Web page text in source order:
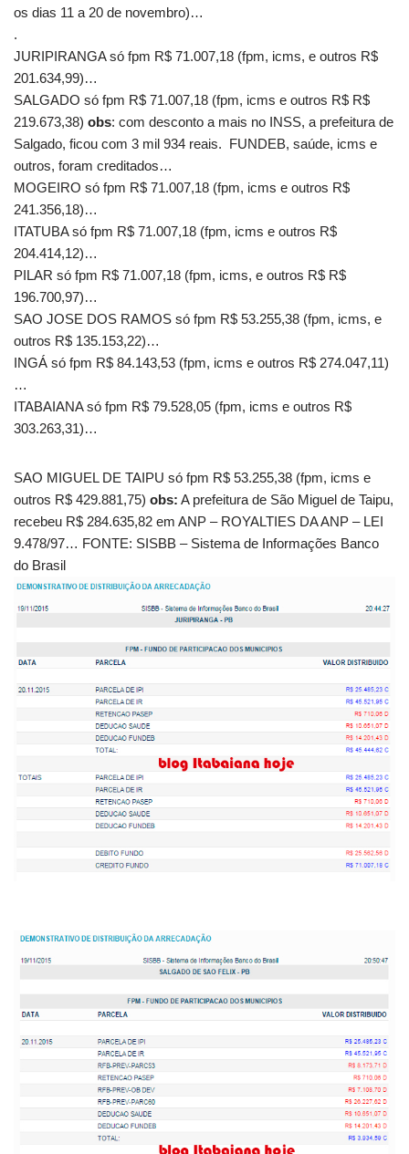
os dias 11 a 20 de novembro)…
.
JURIPIRANGA só fpm R$ 71.007,18 (fpm, icms, e outros R$
201.634,99)…
SALGADO só fpm R$ 71.007,18 (fpm, icms e outros R$ R$
219.673,38) obs: com desconto a mais no INSS, a prefeitura de
Salgado, ficou com 3 mil 934 reais. FUNDEB, saúde, icms e
outros, foram creditados…
MOGEIRO só fpm R$ 71.007,18 (fpm, icms e outros R$
241.356,18)…
ITATUBA só fpm R$ 71.007,18 (fpm, icms e outros R$
204.414,12)…
PILAR só fpm R$ 71.007,18 (fpm, icms, e outros R$ R$
196.700,97)…
SAO JOSE DOS RAMOS só fpm R$ 53.255,38 (fpm, icms, e
outros R$ 135.153,22)…
INGÁ só fpm R$ 84.143,53 (fpm, icms e outros R$ 274.047,11)
…
ITABAIANA só fpm R$ 79.528,05 (fpm, icms e outros R$
303.263,31)…
SAO MIGUEL DE TAIPU só fpm R$ 53.255,38 (fpm, icms e
outros R$ 429.881,75) obs: A prefeitura de São Miguel de Taipu,
recebeu R$ 284.635,82 em ANP – ROYALTIES DA ANP – LEI
9.478/97… FONTE: SISBB – Sistema de Informações Banco
do Brasil